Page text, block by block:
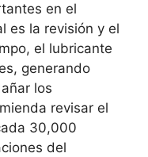
en el
es la revisión y el
el lubricante
generando
los
revisar el
30,000
del